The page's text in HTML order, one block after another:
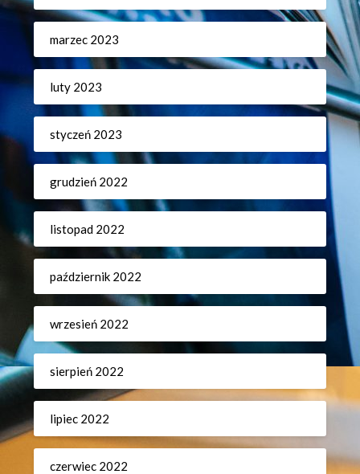
marzec 2023
luty 2023
styczeń 2023
grudzień 2022
listopad 2022
październik 2022
wrzesień 2022
sierpień 2022
lipiec 2022
czerwiec 2022